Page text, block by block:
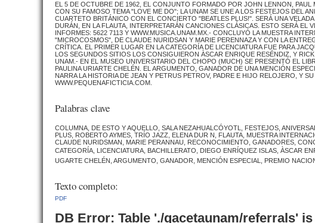
EL 5 DE OCTUBRE DE 1962, EL CONJUNTO FORMADO POR JOHN LENNON,
CON SU FAMOSO TEMA "LOVE ME DO"; LA UNAM SE UNE A LOS FESTEJOS DEL
CUARTETO BRITÁNICO CON EL CONCIERTO "­BEATLES PLUS!". SERÁ UNA
DURÁN, EN LA FLAUTA, INTERPRETARÁN CANCIONES CLÁSICAS. ESTO SERÁ EL
INFORMES: 5622 7113 Y WWW.MUSICA.UNAM.MX.- CONCLUYÓ LA MUESTRA
"MICROCOSMOS", DE CLAUDE NURIDSAN Y MARIE PERENNAZA Y CON LA
CRÍTICA. EL PRIMER LUGAR EN LA CATEGORÍA DE LICENCIATURA FUE PARA
LOS SEGUNDOS SITIOS LOS CONSIGUIERON ÀSCAR ENRIQUE RESÉNDIZ, Y
UNAM.- EN EL MUSEO UNIVERSITARIO DEL CHOPO (MUCH) SE PRESENTÓ EL
PAULINA URIARTE CHELÉN. EL ARGUMENTO, GANADOR DE UNA MENCIÓN
NARRA LA HISTORIA DE JEAN Y PETRUS PETROV, PADRE E HIJO RELOJERO, Y
WWW.PEQUENAFICTICIA.COM.
Palabras clave
COLUMNA, DE ESTO Y AQUELLO, SALA NEZAHUALCÓYOTL, FESTEJOS,
PLUS, ROBERTO AYMES, TRÍO JAZZ, ELENA DUR N, FLAUTA, MUESTRA
CLAUDE NURIDSMAN, MARIE PERANNAU, RECONOCIMIENTO, GANADORES,
CATEGORÍA, LICENCIATURA, BACHILLERATO, DIEGO ENRÍQUEZ ISLAS, ÀSCAR
UGARTE CHELÉN, ARGUMENTO, GANADOR, MENCIÓN ESPECIAL, PREMIO
Texto completo:
PDF
DB Error: Table './gacetaunam/referrals'